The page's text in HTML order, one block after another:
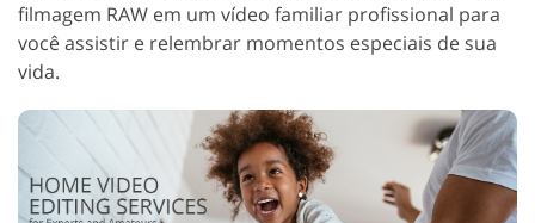
filmagem RAW em um vídeo familiar profissional para
você assistir e relembrar momentos especiais de sua
vida.